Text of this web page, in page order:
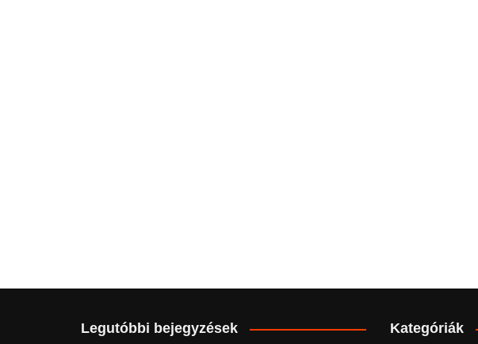
Legutóbbi bejegyzések Kategóriák